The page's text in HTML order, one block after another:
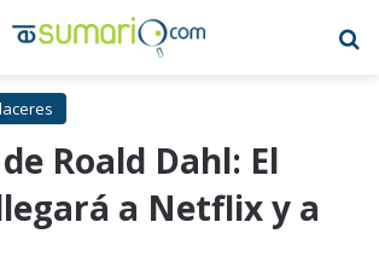
Roald Dahl: El
a Netflix y a